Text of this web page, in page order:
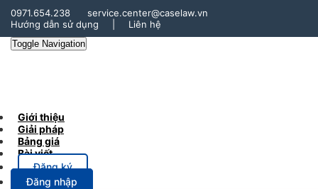
0971.654.238
service.center@caselaw.vn
Hướng dẫn sử dụng
Liên hệ
Toggle Navigation
Giới thiệu
Giải pháp
Bảng giá
Bài viết
Đăng ký
Đăng nhập